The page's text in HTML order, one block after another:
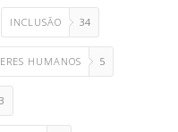
INCLUSÃO 34
HUMANOS 5